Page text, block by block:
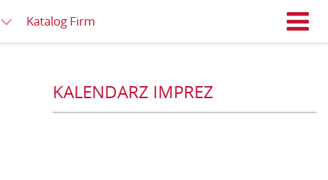
Katalog Firm
KALENDARZ IMPREZ